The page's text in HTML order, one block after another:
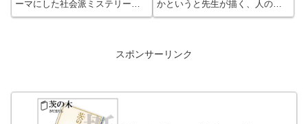
ーマにした社会派ミステリーで
ありながら、少年時代の輝きと
交錯し、胸を締めつけられるよ
うな読後感を得られる名作！太
かというと先生が描く、人の
心。心情の変化を描くのがとて
伝わってくるそんな表現です！
思わず笑ってしまうそんな優し
スポンサーリンク